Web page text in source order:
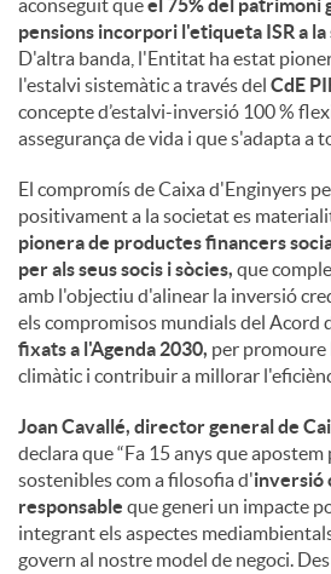
aconseguit queel 75% del patrimoni
pensions incorpori l'etiqueta ISR a
D'altra banda, l'Entitat ha estat
l'estalvi sistemàtic a través del CdE
concepte d’estalvi-inversió 100 %
assegurança de vida i que s'adapta a
El compromís de Caixa d'Enginyers
positivament a la societat es
pionera de productes financers
per als seus socis i sòcies, que
amb l'objectiu d'alinear la inversió
els compromisos mundials del Acord
fixats a l'Agenda 2030, per promoure
climàtic i contribuir a millorar
Joan Cavallé, director general de
declara que “Fa 15 anys que apostem
sostenibles com a filosofia d'inversió
responsable que generi un impacte
integrant els aspectes
govern al nostre model de negoci.